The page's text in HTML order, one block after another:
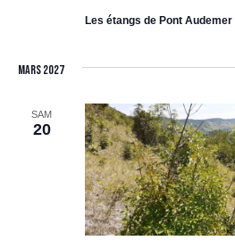
Les étangs de Pont Audemer
mars 2027
SAM
20